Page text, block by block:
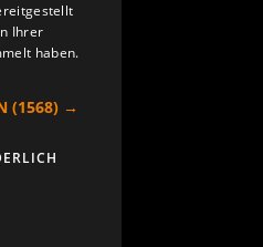
Ihrer
haben.
(1568) →